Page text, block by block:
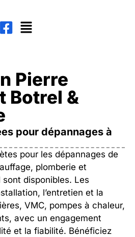
Pierre
Botrel &
pour dépannages à
pour les dépannages de
plomberie et
disponibles. Les
l’entretien et la
VMC, pompes à chaleur,
avec un engagement
et la fiabilité. Bénéficiez